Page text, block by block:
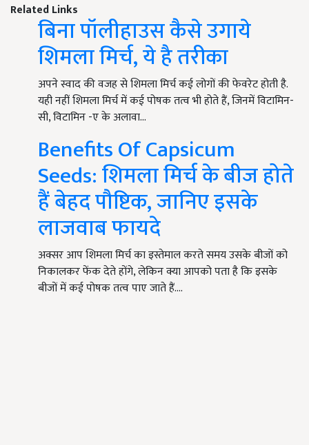
Related Links
बिना पॉलीहाउस कैसे उगाये
शिमला मिर्च, ये है तरीका
अपने स्वाद की वजह से शिमला मिर्च कई लोगों की फेवरेट होती है.
यही नहीं शिमला मिर्च में कई पोषक तत्व भी होते हैं, जिनमें विटामिन-
सी, विटामिन -ए के अलावा…
Benefits Of Capsicum
Seeds: शिमला मिर्च के बीज होते
हैं बेहद पौष्टिक, जानिए इसके
लाजवाब फायदे
अक्सर आप शिमला मिर्च का इस्तेमाल करते समय उसके बीजों को
निकालकर फेंक देते होंगे, लेकिन क्या आपको पता है कि इसके
बीजों में कई पोषक तत्व पाए जाते हैं.…